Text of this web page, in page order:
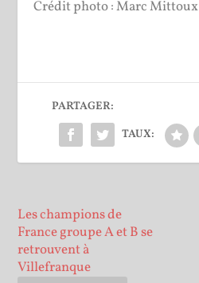
Crédit photo : Marc Mittoux
PARTAGER:
TAUX:
Les champions de
France groupe A et B se
retrouvent à
Villefranque